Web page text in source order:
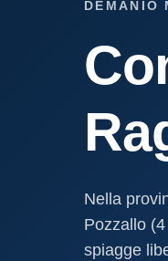
DEMANIO
Nella
Pozzallo
spiagge